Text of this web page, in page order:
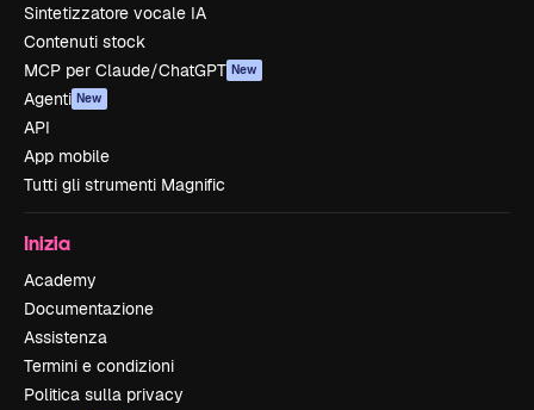
Sintetizzatore vocale IA
Contenuti stock
MCP per Claude/ChatGPT New
Agenti New
API
App mobile
Tutti gli strumenti Magnific
Inizia
Academy
Documentazione
Assistenza
Termini e condizioni
Politica sulla privacy